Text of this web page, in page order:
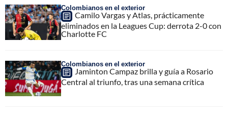
Colombianos en el exterior
Camilo Vargas y Atlas, prácticamente
eliminados en la Leagues Cup: derrota 2-0 con
Charlotte FC
Colombianos en el exterior
Jaminton Campaz brilla y guía a Rosario
Central al triunfo, tras una semana crítica